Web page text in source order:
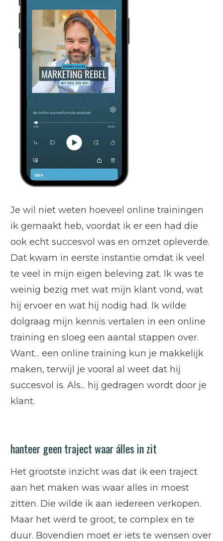
Je wil niet weten hoeveel online trainingen
ik gemaakt heb, voordat ik er een had die
ook echt succesvol was en omzet opleverde.
Dat kwam in eerste instantie omdat ik veel
te veel in mijn eigen beleving zat. Ik was te
weinig bezig met wat mijn klant vond, wat
hij ervoer en wat hij nodig had. Ik wilde
dolgraag mijn kennis vertalen in een online
training en sloeg een aantal stappen over.
Want... een online training kun je makkelijk
maken, terwijl je vooral al weet dat hij
succesvol is. Als... hij gedragen wordt door je
klant.
hanteer geen traject waar álles in zit
Het grootste inzicht was dat ik een traject
aan het maken was waar alles in moest
zitten. Die wilde ik aan iedereen verkopen.
Maar het werd te groot, te complex en te
duur. Bovendien moet er iets te wensen over